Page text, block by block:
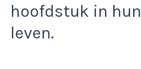
hoofdstuk in
leven.